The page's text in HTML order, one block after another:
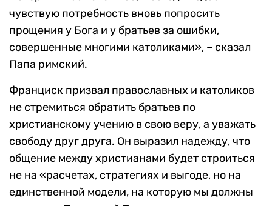
чувствую потребность вновь попросить
прощения у Бога и у братьев за ошибки,
совершенные многими католиками», – сказал
Папа римский.
Франциск призвал православных и католиков
не стремиться обратить братьев по
христианскому учению в свою веру, а уважать
свободу друг друга. Он выразил надежду, что
общение между христианами будет строиться
не на «расчетах, стратегиях и выгоде, но на
единственной модели, на которую мы должны